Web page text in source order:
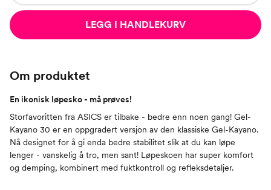
LEGG I HANDLEKURV
Om produktet
En ikonisk løpesko - må prøves!
Storfavoritten fra ASICS er tilbake - bedre enn noen gang! Gel-
Kayano 30 er en oppgradert versjon av den klassiske Gel-Kayano.
Nå designet for å gi enda bedre stabilitet slik at du kan løpe
lenger - vanskelig å tro, men sant! Løpeskoen har super komfort
og demping, kombinert med fuktkontroll og refleksdetaljer.